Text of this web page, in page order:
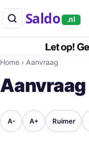
Saldo .nl
Home › Aanvraag
Aanvraag
A- A+ Ruimer